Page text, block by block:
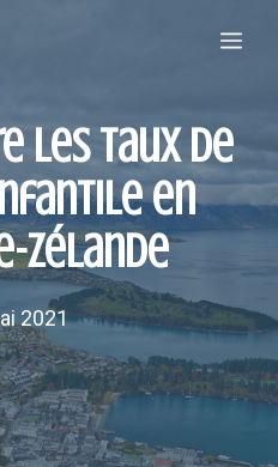
les taux de
en
Zélande
2021